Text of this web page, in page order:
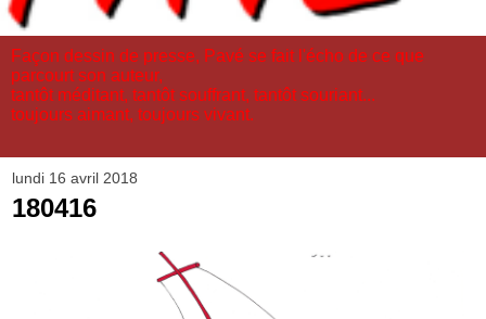
Façon dessin de presse, Pavé se fait l'écho de ce que
parcourt son auteur,
tantôt méditant, tantôt souffrant, tantôt souriant...
toujours aimant, toujours vivant.
lundi 16 avril 2018
180416